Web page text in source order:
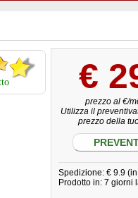
€
prezzo al €/
Utilizza il
prezzo della
Spedizione: € 9.9
Prodotto in: 7 giorni